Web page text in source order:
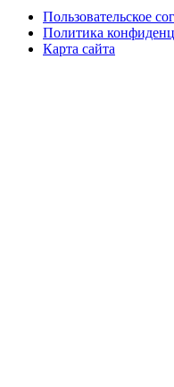
Пользовательское
Политика
Карта сайта